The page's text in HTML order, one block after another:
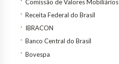
Comissão de Valores Mobiliários
Receita Federal do Brasil
IBRACON
Banco Central do Brasil
Bovespa